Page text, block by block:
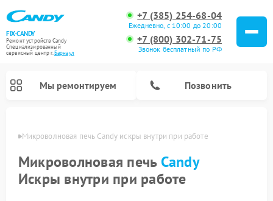
FIX-CANDY
Ремонт устройств Candy
Специализированный
cервисный центр г.Барнаул
+7 (385) 254-68-04
Ежедневно, с 10:00 до 20:00
+7 (800) 302-71-75
Звонок бесплатный по РФ
Мы ремонтируем Позвонить
Микроволновая печь Candy искры внутри при работе
Микроволновая печь Candy
Искры внутри при работе